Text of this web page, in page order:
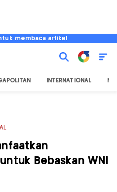
membaca artikel
INTERNATIONAL
Bebaskan WNI